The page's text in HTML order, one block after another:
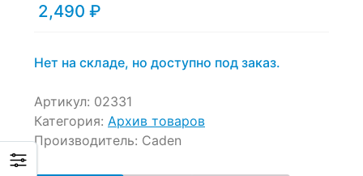
2,490 ₽
Нет на складе, но доступно под заказ.
Артикул: 02331
Категория: Архив товаров
Производитель: Caden